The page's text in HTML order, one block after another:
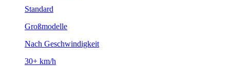
Standard
Großmodelle
Nach Geschwindigkeit
30+ km/h